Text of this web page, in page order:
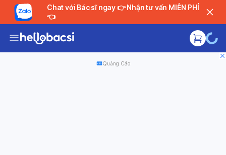
Chat với Bác sĩ ngay 👉 Nhận tư vấn MIỄN PHÍ
👈
Quảng Cáo